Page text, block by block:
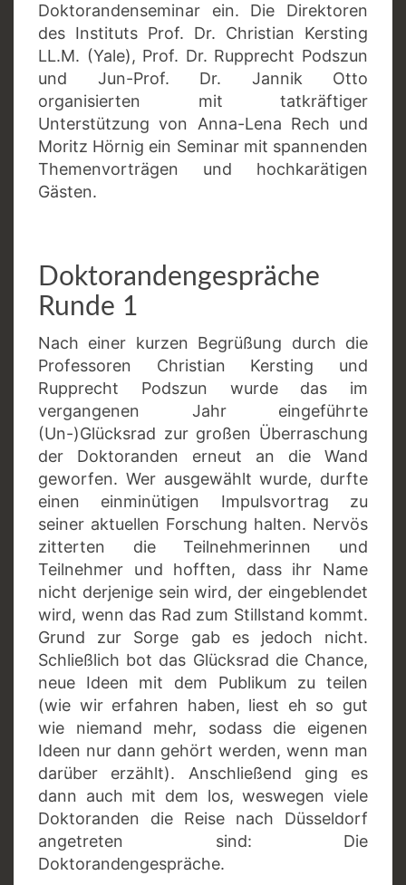
Doktorandenseminar ein. Die Direktoren
des Instituts Prof. Dr. Christian Kersting
LL.M. (Yale), Prof. Dr. Rupprecht Podszun
und Jun-Prof. Dr. Jannik Otto
organisierten mit tatkräftiger
Unterstützung von Anna-Lena Rech und
Moritz Hörnig ein Seminar mit spannenden
Themenvorträgen und hochkarätigen
Gästen.
Doktorandengespräche
Runde 1
Nach einer kurzen Begrüßung durch die
Professoren Christian Kersting und
Rupprecht Podszun wurde das im
vergangenen Jahr eingeführte
(Un-)Glücksrad zur großen Überraschung
der Doktoranden erneut an die Wand
geworfen. Wer ausgewählt wurde, durfte
einen einminütigen Impulsvortrag zu
seiner aktuellen Forschung halten. Nervös
zitterten die Teilnehmerinnen und
Teilnehmer und hofften, dass ihr Name
nicht derjenige sein wird, der eingeblendet
wird, wenn das Rad zum Stillstand kommt.
Grund zur Sorge gab es jedoch nicht.
Schließlich bot das Glücksrad die Chance,
neue Ideen mit dem Publikum zu teilen
(wie wir erfahren haben, liest eh so gut
wie niemand mehr, sodass die eigenen
Ideen nur dann gehört werden, wenn man
darüber erzählt). Anschließend ging es
dann auch mit dem los, weswegen viele
Doktoranden die Reise nach Düsseldorf
angetreten sind: Die
Doktorandengespräche.